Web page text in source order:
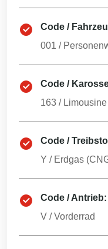
Code /
001 /
Code /
163 / Limousine
Code /
Y / Erdgas
Code / Antrieb:
V /Vorderrad